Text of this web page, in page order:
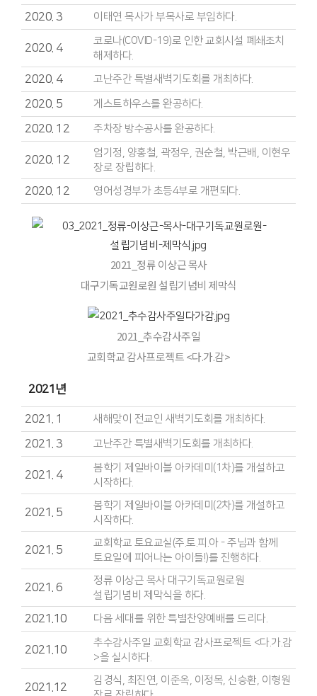
2020. 3 이태연 목사가 부목사로 부임하다.
2020. 4
코로나(COVID-19)로 인한 교회시설 폐쇄조치
해제하다.
2020. 4 고난주간 특별새벽기도회를 개최하다.
2020. 5 게스트하우스를 완공하다.
2020. 12 주차장 방수공사를 완공하다.
2020. 12
엄기정, 양홍철, 곽정우, 권순철, 박근배, 이현우
장로 장립하다.
2020. 12 영어성경부가 초등4부로 개편되다.
2021년
2021. 1 새해맞이 전교인 새벽기도회를 개최하다.
2021. 3 고난주간 특별새벽기도회를 개최하다.
2021. 4
봄학기 제일바이블 아카데미(1차)를 개설하고
시작하다.
2021. 5
봄학기 제일바이블 아카데미(2차)를 개설하고
시작하다.
2021. 5
교회학교 토요교실(주.토.피.아 - 주님과 함께
토요일에 피어나는 아이들!)를 진행하다.
2021. 6
정류 이상근 목사 대구기독교원로원
설립기념비 제막식을 하다.
2021.10 다음 세대를 위한 특별찬양예배를 드리다.
2021.10
추수감사주일 교회학교 감사프로젝트 <다.가.감
>을 실시하다.
2021.12
김경식, 최진연, 이준옥, 이정목, 신승환, 이형원
2021_정류 이상근 목사
대구기독교원로원 설립기념비 제막식
2021_추수감사주일
교회학교 감사프로젝트 <다.가.감>